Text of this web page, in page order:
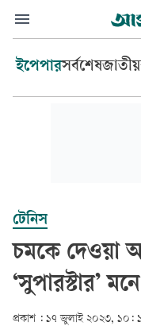
ইপেপারসর্বশেষজাতীয়
টেনিস
চমকে দেওয়া
‘সুপারস্টার’
প্রকাশ : ১৭ জুলাই ২০২৩, ১০: